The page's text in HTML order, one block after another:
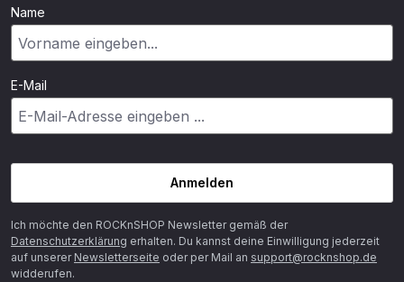
Name
E-Mail
Anmelden
Ich möchte den ROCKnSHOP Newsletter gemäß der
Datenschutzerklärung erhalten. Du kannst deine Einwilligung jederzeit
auf unserer Newsletterseite oder per Mail an support@rocknshop.de
widderufen.